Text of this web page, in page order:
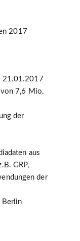
2017
21.01.2017
7,6 Mio.
der
aus
GRP,
der
Berlin